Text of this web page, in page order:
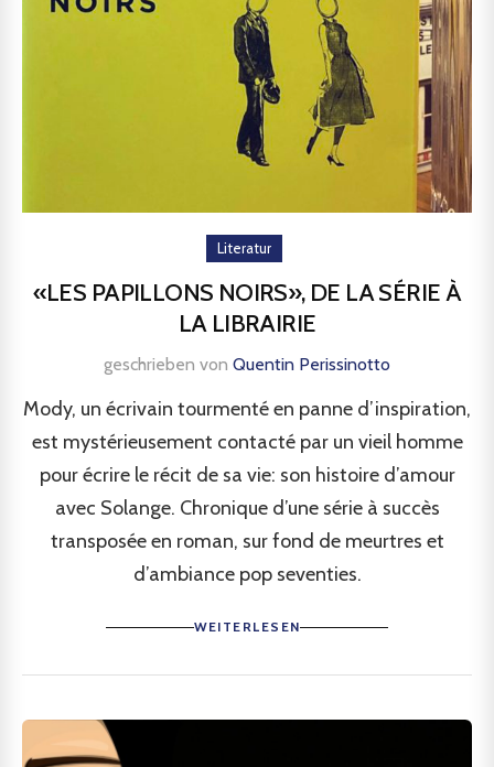
Literatur
«LES PAPILLONS NOIRS», DE LA SÉRIE À
LA LIBRAIRIE
geschrieben von Quentin Perissinotto
Mody, un écrivain tourmenté en panne d’inspiration,
est mystérieusement contacté par un vieil homme
pour écrire le récit de sa vie: son histoire d’amour
avec Solange. Chronique d’une série à succès
transposée en roman, sur fond de meurtres et
d’ambiance pop seventies.
WEITERLESEN